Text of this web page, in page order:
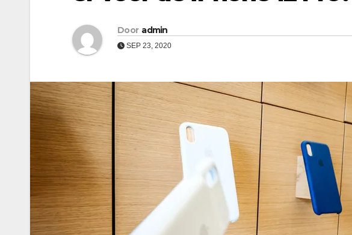
Door admin
SEP 23, 2020